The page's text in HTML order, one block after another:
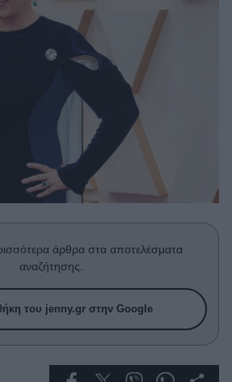
άρθρα στα αποτελέσματα
αναζήτησης.
του jenny.gr στην Google